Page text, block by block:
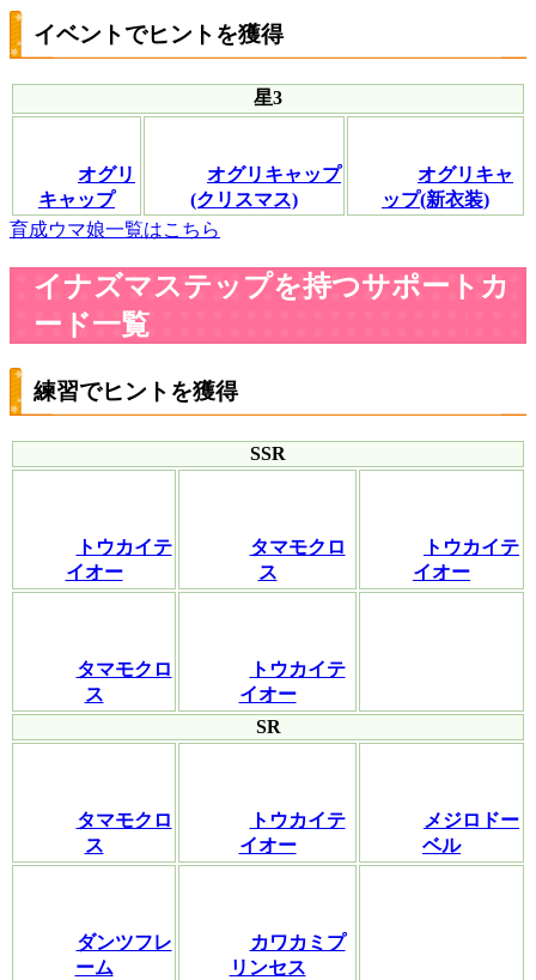
イベントでヒントを獲得
星3
オグリ
キャップ
オグリキャップ
(クリスマス)
オグリキャ
ップ(新衣装)
育成ウマ娘一覧はこちら
イナズマステップを持つサポートカ
ード一覧
練習でヒントを獲得
SSR
トウカイテ
イオー
タマモクロ
ス
トウカイテ
イオー
タマモクロ
ス
トウカイテ
イオー
SR
タマモクロ
ス
トウカイテ
イオー
メジロドー
ベル
ダンツフレ
ーム
カワカミプ
リンセス